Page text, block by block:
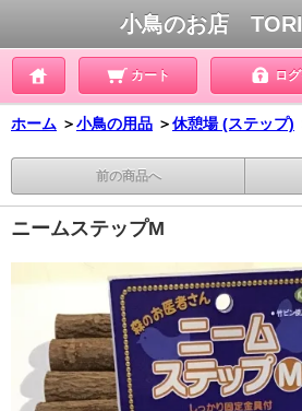
小鳥のお店
カート ロ
ホーム ＞小鳥の用品 ＞休憩場 (ステップ)
前の商品へ
ニームステップM